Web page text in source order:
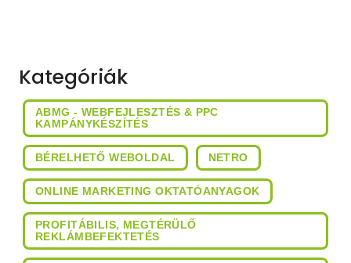
Kategóriák
ABMG - WEBFEJLESZTÉS & PPC
KAMPÁNYKÉSZÍTÉS
BÉRELHETŐ WEBOLDAL NETRO
ONLINE MARKETING OKTATÓANYAGOK
PROFITÁBILIS, MEGTÉRÜLŐ
REKLÁMBEFEKTETÉS